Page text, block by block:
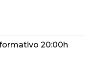
20:00h